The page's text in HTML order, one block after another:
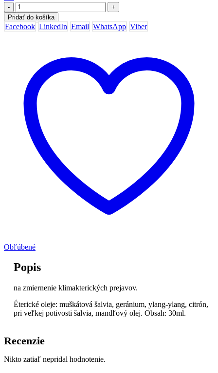
-
+
Pridať do košíka
Facebook LinkedIn Email WhatsApp Viber
Obľúbené
Popis
na zmiernenie klimakterických prejavov.
Éterické oleje: muškátová šalvia, geránium, ylang-ylang, citrón,
pri veľkej potivosti šalvia, mandľový olej. Obsah: 30ml.
Recenzie
Nikto zatiaľ nepridal hodnotenie.